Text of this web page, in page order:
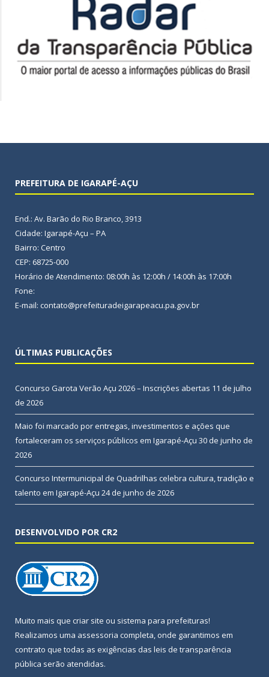
PREFEITURA DE IGARAPÉ-AÇU
End.: Av. Barão do Rio Branco, 3913
Cidade: Igarapé-Açu – PA
Bairro: Centro
CEP: 68725-000
Horário de Atendimento: 08:00h às 12:00h / 14:00h às 17:00h
Fone:
E-mail: contato@prefeituradeigarapeacu.pa.gov.br
ÚLTIMAS PUBLICAÇÕES
Concurso Garota Verão Açu 2026 – Inscrições abertas 11 de julho
de 2026
Maio foi marcado por entregas, investimentos e ações que
fortaleceram os serviços públicos em Igarapé-Açu 30 de junho de
2026
Concurso Intermunicipal de Quadrilhas celebra cultura, tradição e
talento em Igarapé-Açu 24 de junho de 2026
DESENVOLVIDO POR CR2
Muito mais que criar site ou sistema para prefeituras!
Realizamos uma assessoria completa, onde garantimos em
contrato que todas as exigências das leis de transparência
pública serão atendidas.